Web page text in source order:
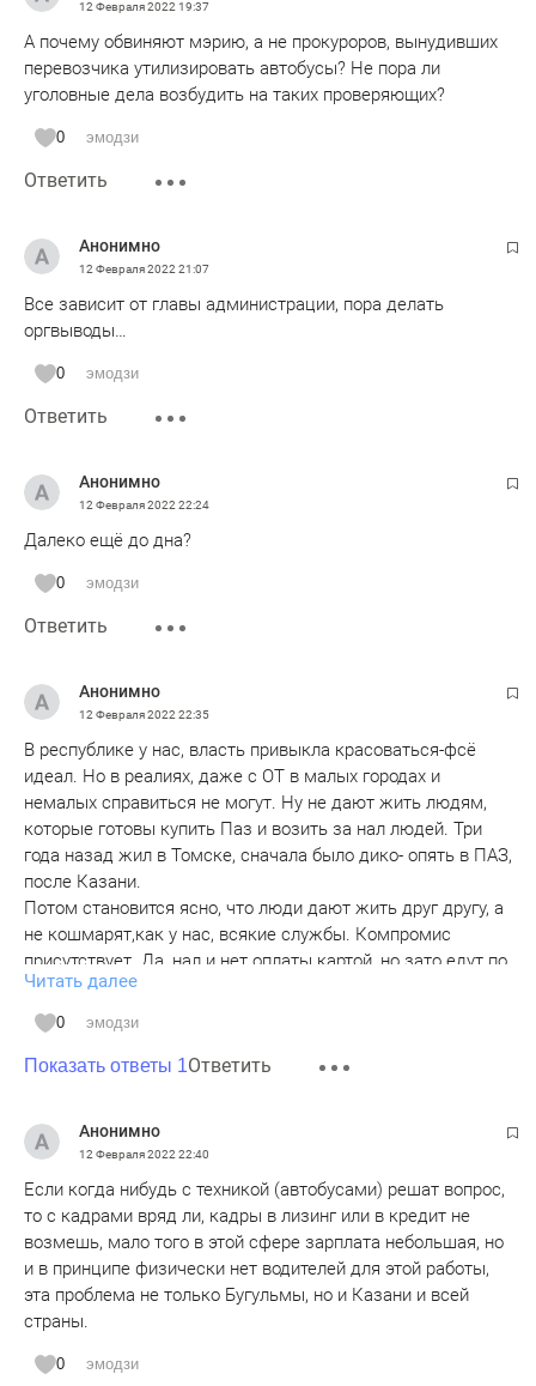
12 Февраля 2022 19:37
А почему обвиняют мэрию, а не прокуроров, вынудивших
перевозчика утилизировать автобусы? Не пора ли
уголовные дела возбудить на таких проверяющих?
0 эмодзи
Ответить
Анонимно
12 Февраля 2022 21:07
Все зависит от главы администрации, пора делать
оргвыводы…
0 эмодзи
Ответить
Анонимно
12 Февраля 2022 22:24
Далеко ещё до дна?
0 эмодзи
Ответить
Анонимно
12 Февраля 2022 22:35
В республике у нас, власть привыкла красоваться-фсё
идеал. Но в реалиях, даже с ОТ в малых городах и
немалых справиться не могут. Ну не дают жить людям,
которые готовы купить Паз и возить за нал людей. Три
года назад жил в Томске, сначала было дико- опять в ПАЗ,
после Казани.
Потом становится ясно, что люди дают жить друг другу, а
не кошмарят,как у нас, всякие службы. Компромис
присутствует. Да, нал и нет оплаты картой, но зато едут по
маршруту и в нужном количестве. А у нас игры: силовики
против чиновников, чиновники против предпринимателей,
знатные фамилии круче любых других и априори умнее.
В итоге, никуда не едем. В перспективе, верблюжья тропа
Читать далее
0 эмодзи
Показать ответы 1Ответить
Анонимно
12 Февраля 2022 22:40
Если когда нибудь с техникой (автобусами) решат вопрос,
то с кадрами вряд ли, кадры в лизинг или в кредит не
возмешь, мало того в этой сфере зарплата небольшая, но
и в принципе физически нет водителей для этой работы,
эта проблема не только Бугульмы, но и Казани и всей
страны.
0 эмодзи